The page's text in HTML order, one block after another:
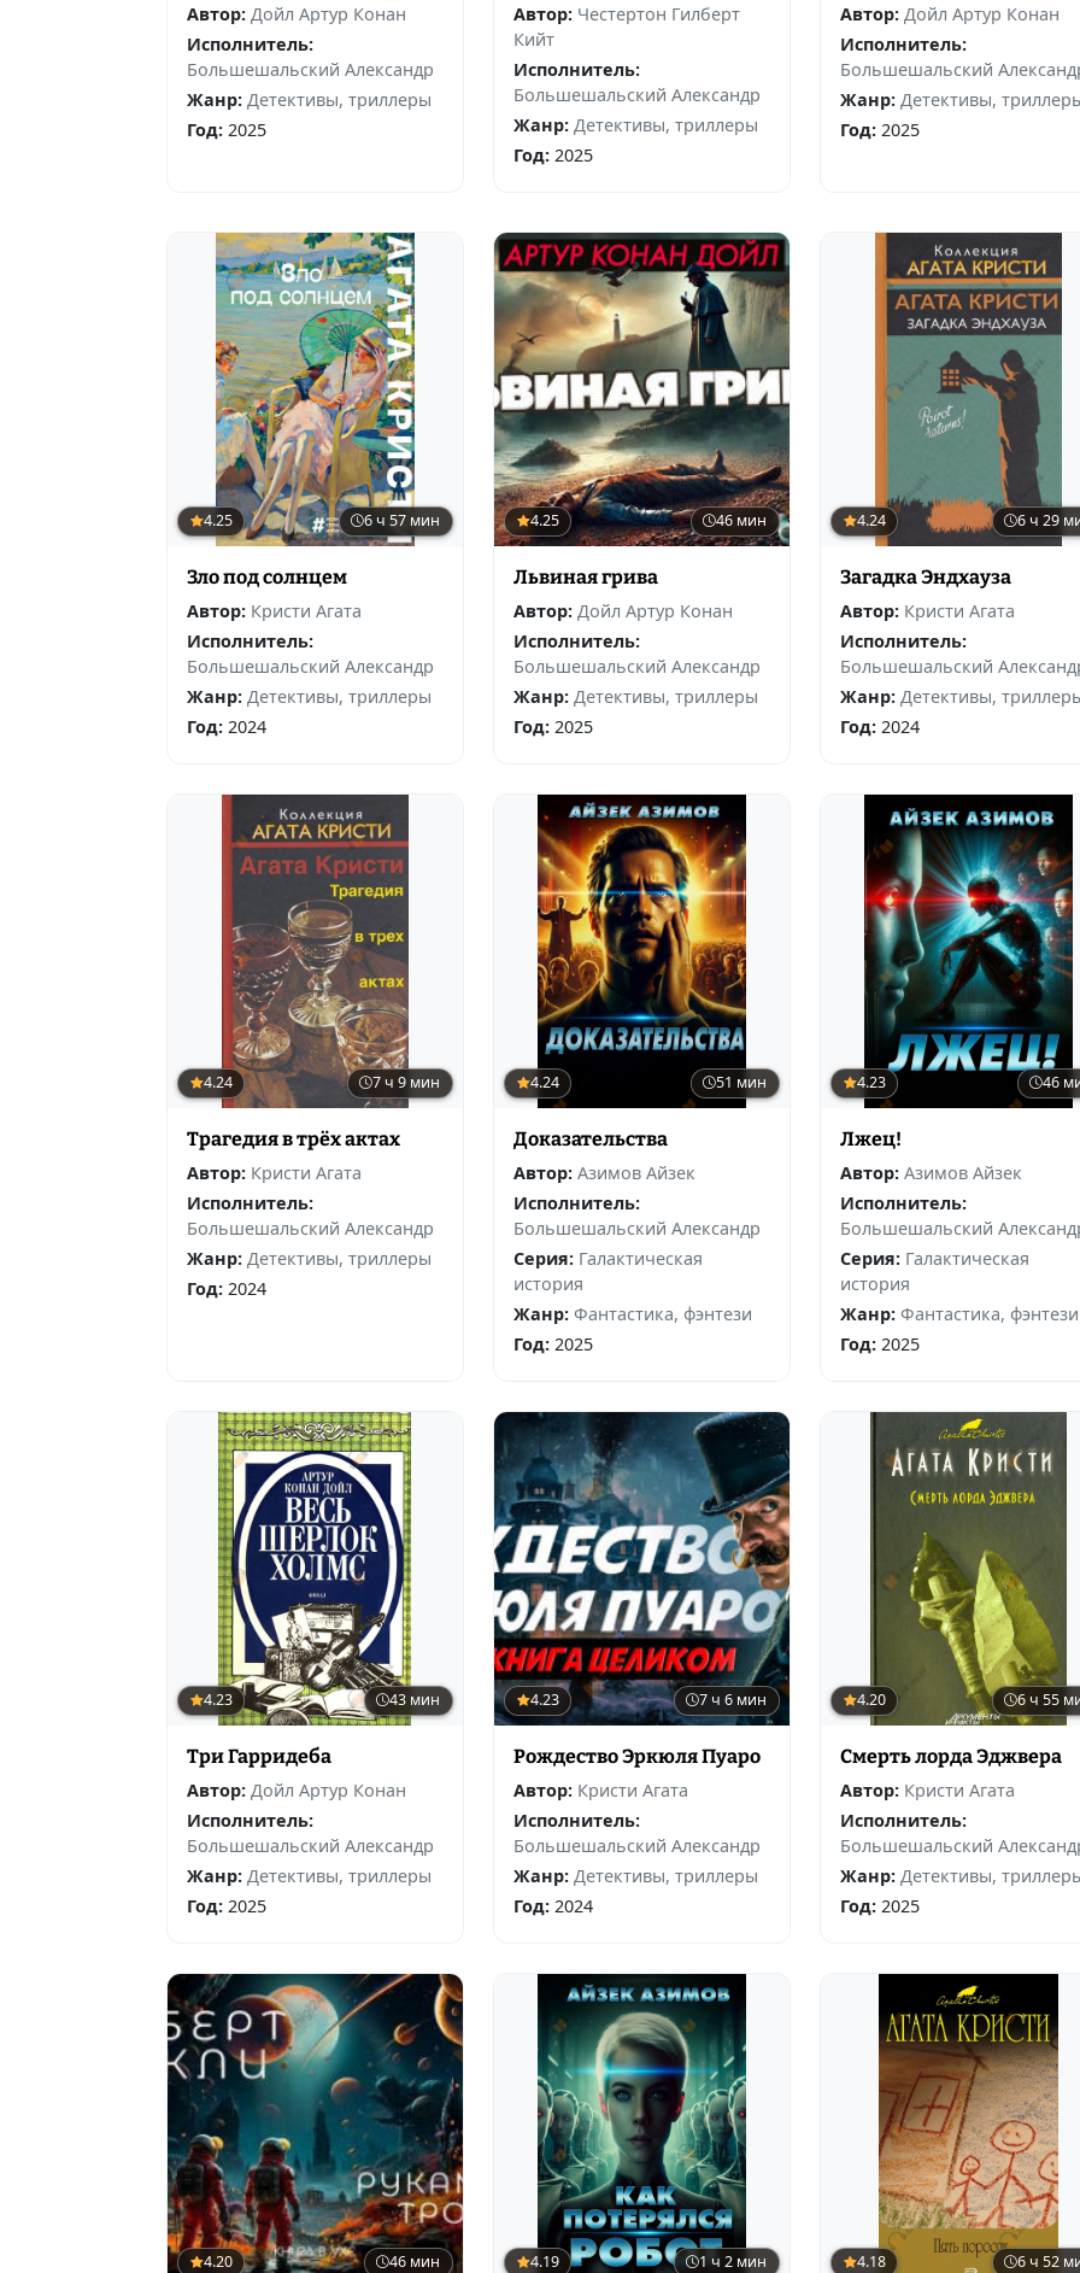
Автор: Дойл Артур Конан
Исполнитель:
Большешальский Александр
Жанр: Детективы, триллеры
Год: 2025
Автор: Честертон Гилберт
Кийт
Исполнитель:
Большешальский Александр
Жанр: Детективы, триллеры
Год:2025
Автор: Дойл Артур Конан
Исполнитель:
Большешальский
Жанр: Детективы,
Год:2025
4.25 6 ч 57 мин
Зло под солнцем
Автор: Кристи Агата
Исполнитель:
Большешальский Александр
Жанр: Детективы, триллеры
Год: 2024
4.25 46 мин
Львиная грива
Автор: Дойл Артур Конан
Исполнитель:
Большешальский Александр
Жанр: Детективы, триллеры
Год:2025
4.24 6 ч 29
Загадка Эндхауза
Автор: Кристи Агата
Исполнитель:
Большешальский
Жанр: Детективы,
Год:2024
4.24 7 ч 9 мин
Трагедия в трёх актах
Автор: Кристи Агата
Исполнитель:
Большешальский Александр
Жанр: Детективы, триллеры
Год: 2024
4.24 51 мин
Доказательства
Автор: Азимов Айзек
Исполнитель:
Большешальский Александр
Серия: Галактическая
история
Жанр: Фантастика, фэнтези
Год:2025
4.23 46
Лжец!
Автор: Азимов Айзек
Исполнитель:
Большешальский
Серия: Галактическая
история
Жанр: Фантастика, фэнтези
Год:2025
4.23 43 мин
Три Гарридеба
Автор: Дойл Артур Конан
Исполнитель:
Большешальский Александр
Жанр: Детективы, триллеры
Год: 2025
4.23 7 ч 6 мин
Рождество Эркюля Пуаро
Автор: Кристи Агата
Исполнитель:
Большешальский Александр
Жанр: Детективы, триллеры
Год:2024
4.20 6 ч 55
Смерть лорда Эджвера
Автор: Кристи Агата
Исполнитель:
Большешальский
Жанр: Детективы,
Год:2025
4.20 46 мин 4.19 1 ч 2 мин 4.18 6 ч 52